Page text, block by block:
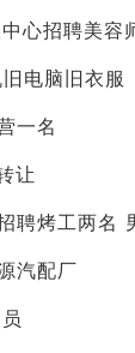
心招聘美容
电脑旧衣服
一名
让
聘烤工两名
汽配厂